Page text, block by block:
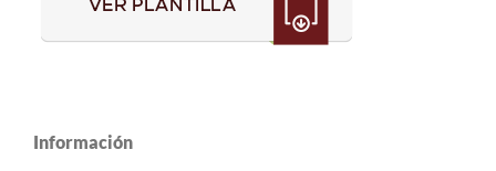
Información